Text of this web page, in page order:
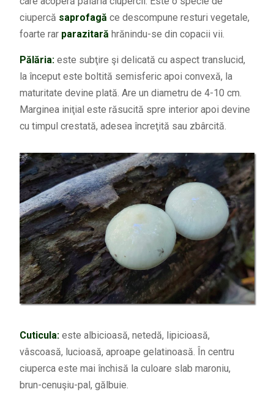
ciupercă saprofagă ce descompune resturi vegetale,
foarte rarparazitară hrănindu-se din copacii vii.
Pălăria:este subţire şi delicată cu aspect translucid,
la început este boltită semisferic apoi convexă, la
maturitate devine plată. Are un diametru de 4-10 cm.
Marginea iniţial este răsucită spre interior apoi devine
cu timpul crestată, adesea încreţită sau zbârcită.
Cuticula: este albicioasă, netedă, lipicioasă,
vâscoasă, lucioasă, aproape gelatinoasă. În centru
ciuperca este mai închisă la culoare slab maroniu,
brun-cenuşiu-pal, gălbuie.